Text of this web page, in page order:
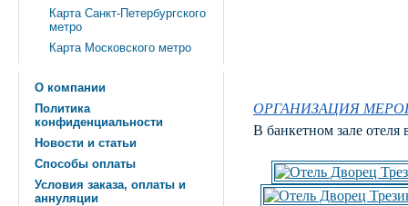
Карта Санкт-Петербургского
метро
Карта Московского метро
О компании
Политика
конфиденциальности
Новости и статьи
Способы оплаты
Условия заказа, оплаты и
аннуляции
ОРГАНИЗАЦИЯ
В банкетном зале